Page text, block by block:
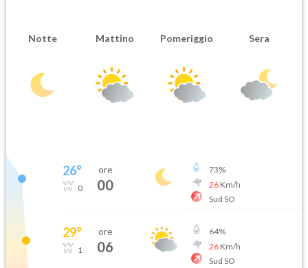
Notte Mattino Pomeriggio Sera
26°
0
ore
00
73%
26Km/h
Sud SO
29°
1
ore
06
64%
26Km/h
Sud SO